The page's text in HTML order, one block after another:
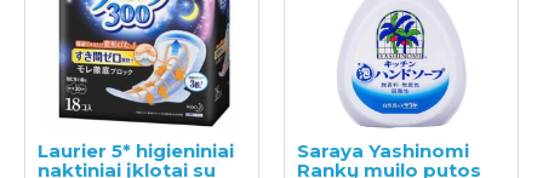
Laurier 5* higieniniai
naktiniai įklotai su
Saraya Yashinomi
Rankų muilo putos